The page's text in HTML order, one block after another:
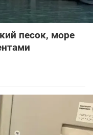
песок, море